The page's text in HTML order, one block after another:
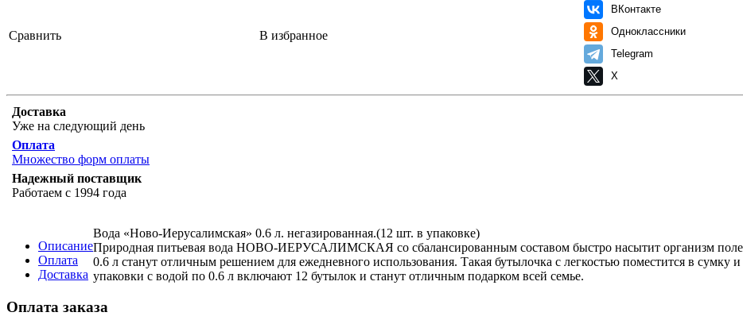
Сравнить В избранное
ВКонтакте
Одноклассники
Telegram
X
Доставка
Уже на следующий день
Оплата
Множество форм оплаты
Надежный поставщик
Работаем с 1994 года
Описание
Оплата
Доставка
Вода «Ново-Иерусалимская» 0.6 л. негазированная.(12 шт. в упаковке)
Природная питьевая вода НОВО-ИЕРУСАЛИМСКАЯ со сбалансированным составом быстро насытит организм
0.6 л станут отличным решением для ежедневного использования. Такая бутылочка с легкостью поместится в сумку
упаковки с водой по 0.6 л включают 12 бутылок и станут отличным подарком всей семье.
Оплата заказа